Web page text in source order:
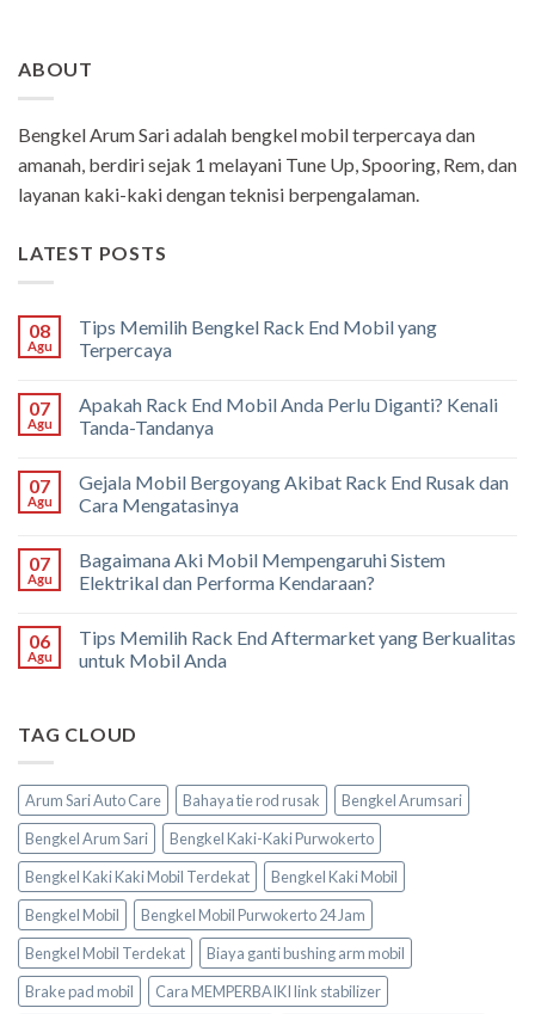
ABOUT
Bengkel Arum Sari adalah bengkel mobil terpercaya dan
amanah, berdiri sejak 1 melayani Tune Up, Spooring, Rem, dan
layanan kaki-kaki dengan teknisi berpengalaman.
LATEST POSTS
08
Agu
Tips Memilih Bengkel Rack End Mobil yang
Terpercaya
07
Agu
Apakah Rack End Mobil Anda Perlu Diganti? Kenali
Tanda-Tandanya
07
Agu
Gejala Mobil Bergoyang Akibat Rack End Rusak dan
Cara Mengatasinya
07
Agu
Bagaimana Aki Mobil Mempengaruhi Sistem
Elektrikal dan Performa Kendaraan?
06
Agu
Tips Memilih Rack End Aftermarket yang Berkualitas
untuk Mobil Anda
TAG CLOUD
Arum Sari Auto Care Bahaya tie rod rusak
Bengkel Arumsari
Bengkel Arum Sari
Bengkel Kaki-Kaki Purwokerto
Bengkel Kaki Kaki Mobil Terdekat
Bengkel Kaki Mobil
Bengkel Mobil
Bengkel Mobil Purwokerto 24 Jam
Bengkel Mobil Terdekat
Biaya ganti bushing arm mobil
Brake pad mobil
Cara MEMPERBAIKI link stabilizer